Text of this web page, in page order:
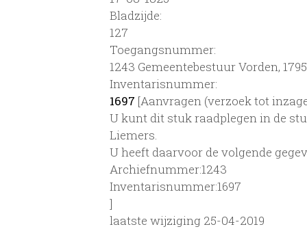
Bladzijde:
127
Toegangsnummer:
1243 Gemeentebestuur Vorden,
Inventarisnummer:
1697 [Aanvragen (verzoek tot
U kunt dit stuk raadplegen in de
Liemers.
U heeft daarvoor de volgende
Archiefnummer:1243
Inventarisnummer:1697
]
laatste wijziging 25-04-2019